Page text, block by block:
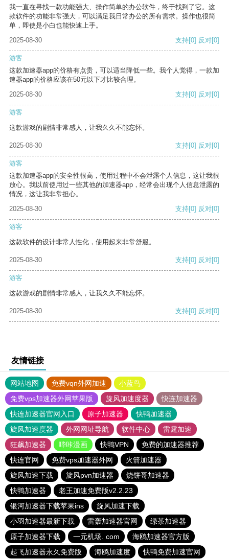
我一直在寻找一款功能强大、操作简单的办公软件，终于找到了它。这
款软件的功能非常强大，可以满足我日常办公的所有需求。操作也很简
单，即使是小白也能快速上手。
2025-08-30
支持[0] 反对[0]
游客
这款加速器app的价格有点贵，可以适当降低一些。我个人觉得，一款加
速器app的价格应该在50元以下才比较合理。
2025-08-30
支持[0] 反对[0]
游客
这款游戏的剧情非常感人，让我久久不能忘怀。
2025-08-30 支持[0] 反对[0]
游客
这款加速器app的安全性很高，使用过程中不会泄露个人信息，这让我很
放心。我以前使用过一些其他的加速器app，经常会出现个人信息泄露的
情况，这让我非常担心。
2025-08-30
支持[0] 反对[0]
游客
这款软件的设计非常人性化，使用起来非常舒服。
2025-08-30 支持[0] 反对[0]
游客
这款游戏的剧情非常感人，让我久久不能忘怀。
2025-08-30 支持[0] 反对[0]
友情链接
网站地图 免费vqn外网加速
小蓝鸟
免费vps加速器外网苹果版
旋风加速度器
快连加速器
快连加速器官网入口
原子加速器
快鸭加速器
旋风加速度器
外网网址导航 软件中心
雷霆加速
狂飙加速器
哔咔漫画 快鸭VPN
免费的加速器推荐
快连官网
免费vps加速器外网
火箭加速器
旋风加速下载
旋风pvn加速器
烧饼哥加速器
快鸭加速器
老王加速免费版v2.2.23
银河加速器下载苹果ins
旋风加速下载
小羽加速器最新下载
雷轰加速器官网
绿茶加速器
原子加速器下载
一元机场. com
海鸥加速器官方版
起飞加速器永久免费版
海鸥加速度 快鸭免费加速官网